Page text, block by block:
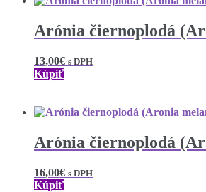
Arónia čiernoplodá
13,00€ s DPH
Kúpiť
Arónia čiernoplodá
16,00€ s DPH
Kúpiť